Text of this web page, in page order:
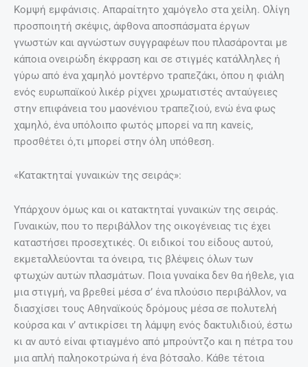
Κομψή εμφάνισις. Απαραίτητο χαμόγελο στα χείλη. Ολίγη
προσποιητή σκέψις, άφθονα αποσπάσματα έργων
γνωστών και αγνώστων συγγραφέων που πλασάρονται με
κάποια ονειρώδη έκφραση και σε στιγμές κατάλληλες ή
γύρω από ένα χαμηλό μοντέρνο τραπεζάκι, όπου η φιάλη
ενός ευρωπαϊκού λικέρ ρίχνει χρωματιστές ανταύγειες
στην επιφάνεια του μαονένιου τραπεζιού, ενώ ένα φως
χαμηλό, ένα υπόλοιπο φωτός μπορεί να πη κανείς,
προσθέτει ό,τι μπορεί στην όλη υπόθεση.
«Κατακτηταί γυναικών της σειράς»:
Υπάρχουν όμως και οι κατακτηταί γυναικών της σειράς.
Γυναικών, που το περιβάλλον της οικογένειας τις έχει
καταστήσει προσεχτικές. Οι ειδικοί του είδους αυτού,
εκμεταλλεύονται τα όνειρα, τις βλέψεις όλων των
φτωχών αυτών πλασμάτων. Ποια γυναίκα δεν θα ήθελε, για
μια στιγμή, να βρεθεί μέσα σ’ ένα πλούσιο περιβάλλον, να
διασχίσει τους Αθηναϊκούς δρόμους μέσα σε πολυτελή
κούρσα και ν’ αντικρίσει τη λάμψη ενός δακτυλιδιού, έστω
κι αν αυτό είναι φτιαγμένο από μπρούντζο και η πέτρα του
μια απλή παληοκοτρώνα ή ένα βότσαλο. Κάθε τέτοια